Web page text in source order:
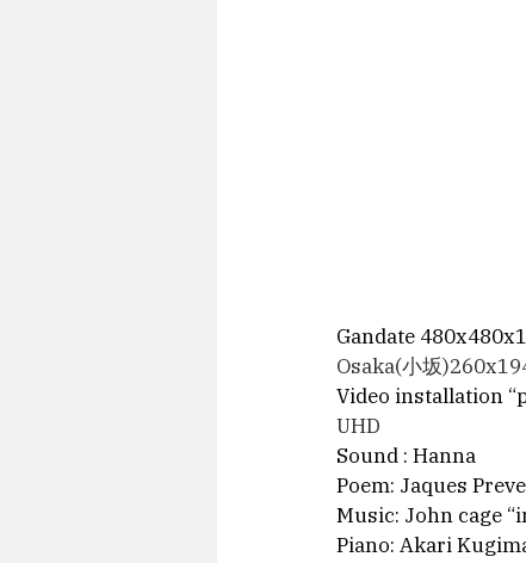
Gandate
Osaka(小坂
Video installation
UHD
Sound : Hanna
Poem: Jaques
Music: John cage
Piano: Akari